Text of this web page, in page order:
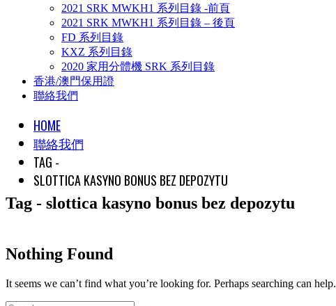
2021 SRK MWKH1 系列目錄 -前頁
2021 SRK MWKH1 系列目錄 – 後頁
FD 系列目錄
KXZ 系列目錄
2020 家用分體機 SRK 系列目錄
香港/澳門保用證
聯絡我們
HOME
聯絡我們
TAG -
SLOTTICA KASYNO BONUS BEZ DEPOZYTU
Tag - slottica kasyno bonus bez depozytu
Nothing Found
It seems we can’t find what you’re looking for. Perhaps searching can help.